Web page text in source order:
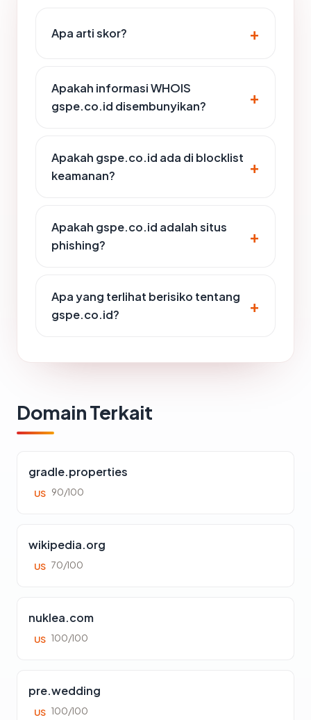
Apa arti skor?
Apakah informasi WHOIS
gspe.co.id disembunyikan?
Apakah gspe.co.id ada di blocklist
keamanan?
Apakah gspe.co.id adalah situs
phishing?
Apa yang terlihat berisiko tentang
gspe.co.id?
Domain Terkait
gradle.properties
US 90/100
wikipedia.org
US 70/100
nuklea.com
US 100/100
pre.wedding
US 100/100